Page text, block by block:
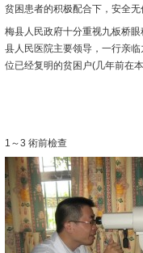
贫困患者的积极配合下，安全无
梅县人民政府十分重视九板桥
县人民医院主要领导，一行亲
位已经复明的贫困户(几年前在
1～3 術前檢查